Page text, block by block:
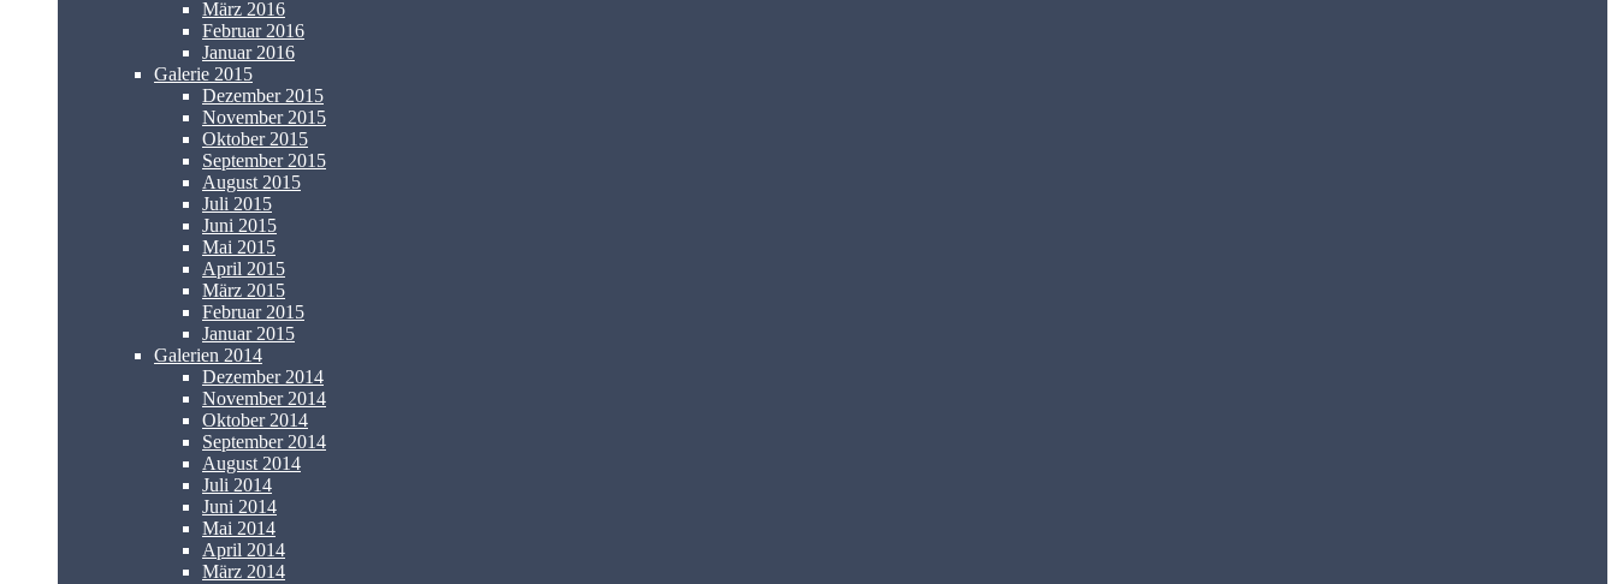
März 2016
Februar 2016
Januar 2016
Galerie 2015
Dezember 2015
November 2015
Oktober 2015
September 2015
August 2015
Juli 2015
Juni 2015
Mai 2015
April 2015
März 2015
Februar 2015
Januar 2015
Galerien 2014
Dezember 2014
November 2014
Oktober 2014
September 2014
August 2014
Juli 2014
Juni 2014
Mai 2014
April 2014
März 2014